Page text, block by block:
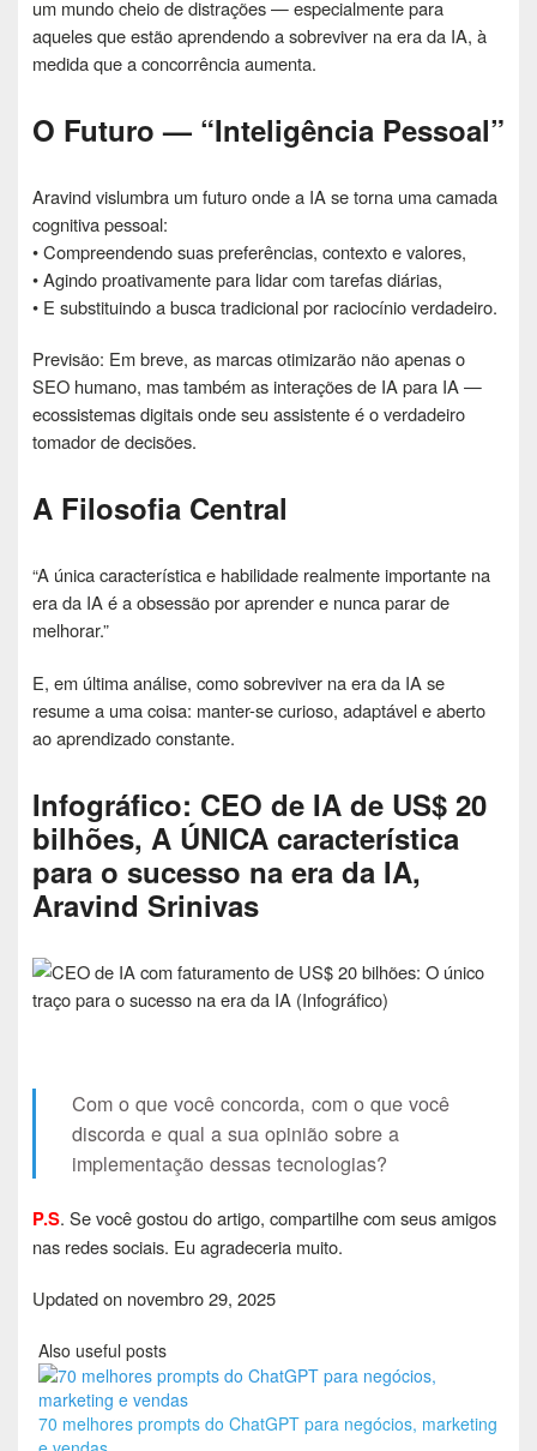
um mundo cheio de distrações — especialmente para
aqueles que estão aprendendo a sobreviver na era da IA, à
medida que a concorrência aumenta.
O Futuro — “Inteligência Pessoal”
Aravind vislumbra um futuro onde a IA se torna uma camada
cognitiva pessoal:
• Compreendendo suas preferências, contexto e valores,
• Agindo proativamente para lidar com tarefas diárias,
• E substituindo a busca tradicional por raciocínio verdadeiro.
Previsão: Em breve, as marcas otimizarão não apenas o
SEO humano, mas também as interações de IA para IA —
ecossistemas digitais onde seu assistente é o verdadeiro
tomador de decisões.
A Filosofia Central
“A única característica e habilidade realmente importante na
era da IA ​​é a obsessão por aprender e nunca parar de
melhorar.”
E, em última análise, como sobreviver na era da IA ​​se
resume a uma coisa: manter-se curioso, adaptável e aberto
ao aprendizado constante.
Infográfico: CEO de IA de US$ 20
bilhões, A ÚNICA característica
para o sucesso na era da IA,
Aravind Srinivas
Com o que você concorda, com o que você
discorda e qual a sua opinião sobre a
implementação dessas tecnologias?
P.S. Se você gostou do artigo, compartilhe com seus amigos
nas redes sociais. Eu agradeceria muito.
Updated on novembro 29, 2025
Also useful posts
70 melhores prompts do ChatGPT para negócios, marketing